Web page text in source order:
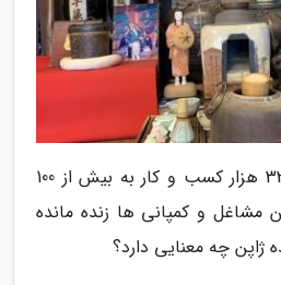
در ژاپن قدمت بیش از 33 هزار کسب و کار به بیش از 100
و کمپانی ها زنده مانده
ژاپن چه معنایی دارد؟